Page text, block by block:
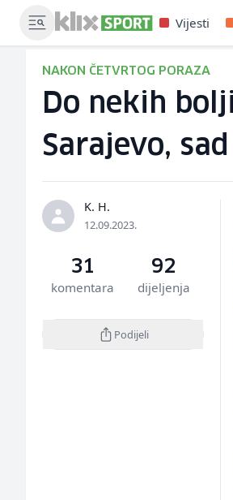
Vijesti
NAKON ČETVRTOG PORAZA
Do nekih
Sarajevo,
K. H.
12.09.2023.
31
komentara
92
dijeljenja
Podijeli